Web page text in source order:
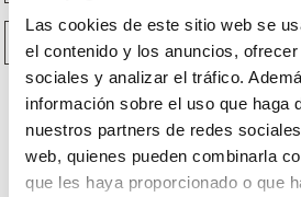
Las cookies de este sitio web se
el contenido y los anuncios,
sociales y analizar el tráfico.
información sobre el uso que haga
nuestros partners de redes
web, quienes pueden combinarla
que les haya proporcionado o que
¿Qué función te describe mejor?